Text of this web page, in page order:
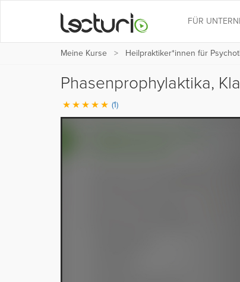
FÜR
Meine Kurse Heilpraktiker*innen für
Phasenprophylaktika,
(1)